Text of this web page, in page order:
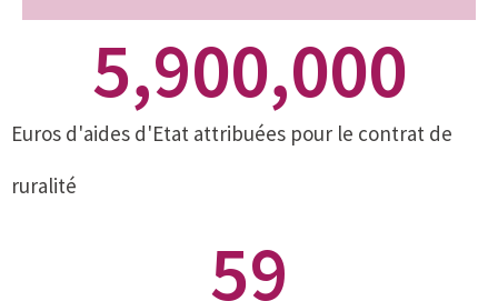
Euros d'aides d'Etat attribuées pour le contrat de
ruralité
5,900,000
59